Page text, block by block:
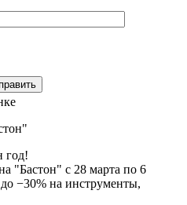
год!
"Бастон" с 28 марта по 6
−30% на инструменты,